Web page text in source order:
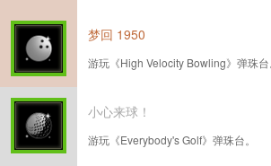
梦回 1950
游玩《High Velocity Bowling》弹珠台
小心来球！
游玩《Everybody's Golf》弹珠台。